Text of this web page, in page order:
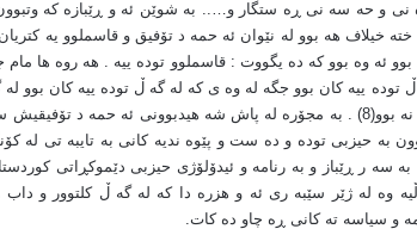
و حه سه نی ڕه ستگار و….. به شوێن ئه و ڕێبازه که وتبوون
خته خیلاف هه بوو له نێوان ئه حمه د تۆفیق و قاسملوو یه
ئه وه بوو که ده یگووت : قاسملوو توده ییه . هه روه ها مام
توده ییه کان بوو جگه له وه ی که له گه ڵ توده ییه کان بوو
ئێمه ئه سله ن مه رعه باشی نه بوو(8) . به مجۆره له پاش شه هیدبوونی ئه
به حیزبی توده و ده ست و پێوه ندیه کانی به تایبه تی له
سه ر ڕێباز و به رنامه و ئیدۆلۆژی حیزبی دێموکڕاتی
وه له ژێر سێبه ری ئه و هزره دا که له گه ڵ کلتوور و
و سیاسه ته کانی ڕه چاو ده کات.